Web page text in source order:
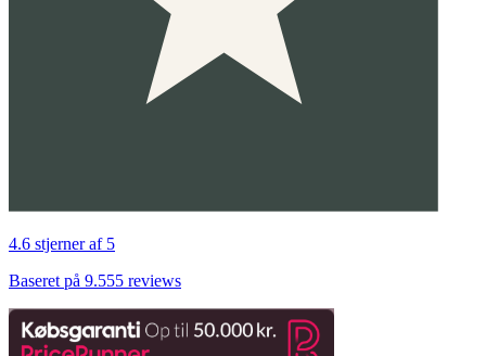
4.6 stjerner af 5
Baseret på 9.555 reviews